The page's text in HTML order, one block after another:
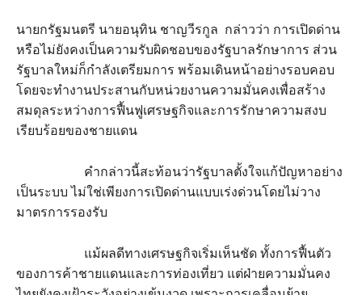
นายกรัฐมนตรี นายอนุทิน ชาญวีรกูล กล่าวว่า การเปิดด่าน
หรือไม่ยังคงเป็นความรับผิดชอบของรัฐบาลรักษาการ ส่วน
รัฐบาลใหม่ก็กำลังเตรียมการ พร้อมเดินหน้าอย่างรอบคอบ
โดยจะทำงานประสานกับหน่วยงานความมั่นคงเพื่อสร้าง
สมดุลระหว่างการฟื้นฟูเศรษฐกิจและการรักษาความสงบ
เรียบร้อยของชายแดน
คำกล่าวนี้สะท้อนว่ารัฐบาลตั้งใจแก้ปัญหาอย่าง
เป็นระบบ ไม่ใช่เพียงการเปิดด่านแบบเร่งด่วนโดยไม่วาง
มาตรการรองรับ
แม้ผลดีทางเศรษฐกิจเริ่มเห็นชัด ทั้งการฟื้นตัว
ของการค้าชายแดนและการท่องเที่ยว แต่ฝ่ายความมั่นคง